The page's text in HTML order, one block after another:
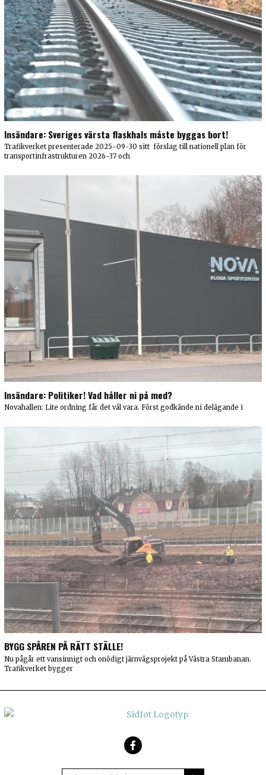
Insändare: Sveriges värsta flaskhals måste byggas bort!
Trafikverket presenterade 2025-09-30 sitt förslag till nationell plan för
transportinfrastrukturen 2026-37 och
Insändare: Politiker! Vad håller ni på med?
Novahallen: Lite ordning får det väl vara. Först godkände ni delägande i
BYGG SPÅREN PÅ RÄTT STÄLLE!
Nu pågår ett vansinnigt och onödigt järnvägsprojekt på Västra Stambanan.
Trafikverket bygger